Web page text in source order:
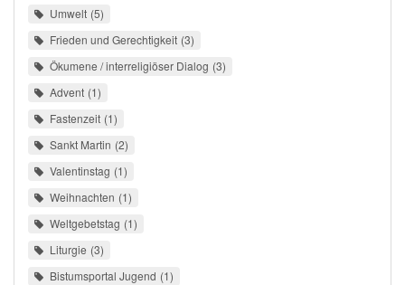
Umwelt 5
Frieden und Gerechtigkeit 3
Ökumene / interreligiöser Dialog 3
Advent 1
Fastenzeit 1
Sankt Martin 2
Valentinstag 1
Weihnachten 1
Weltgebetstag 1
Liturgie 3
Bistumsportal Jugend 1